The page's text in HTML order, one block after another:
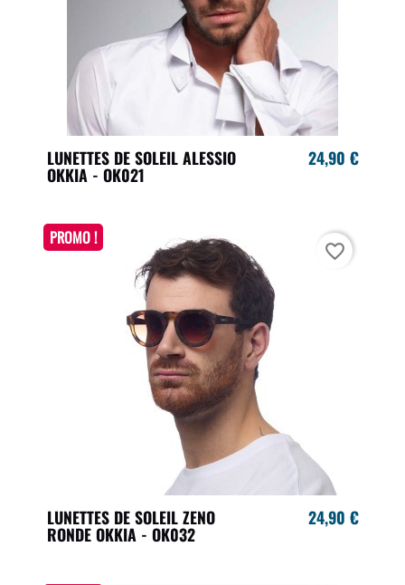
LUNETTES DE SOLEIL ALESSIO
OKKIA - OK021
24,90 €
LUNETTES DE SOLEIL ZENO
RONDE OKKIA - OK032
24,90 €
PROMO !
favorite_border